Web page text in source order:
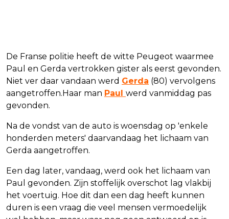
De Franse politie heeft de witte Peugeot waarmee
Paul en Gerda vertrokken gister als eerst gevonden.
Niet ver daar vandaan werd Gerda (80) vervolgens
aangetroffen.Haar man Paul werd vanmiddag pas
gevonden.
Na de vondst van de auto is woensdag op 'enkele
honderden meters' daarvandaag het lichaam van
Gerda aangetroffen.
Een dag later, vandaag, werd ook het lichaam van
Paul gevonden. Zijn stoffelijk overschot lag vlakbij
het voertuig. Hoe dit dan een dag heeft kunnen
duren is een vraag die veel mensen vermoedelijk